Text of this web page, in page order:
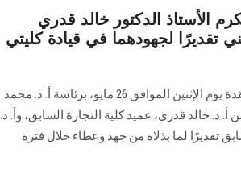
الدكتور خالد قدري
تقديرًا لجهودهما في قيادة كليتي
كرم مجلس الجامعة، في جلسته المنعقدة يوم الإثنين الموافق 26 مايو، برئاسة أ. د. محمد
أ. د. خالد قدري، عميد كلية التجارة السابق، وأ. د.
تقديرًا لما بذلاه من جهد وعطاء خلال فترة